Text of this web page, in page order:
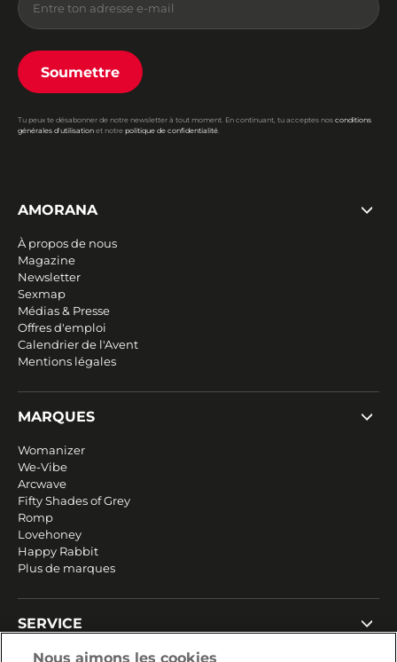
Soumettre
Tu peux te désabonner de notre newsletter à tout moment. En continuant, tu acceptes nos conditions
générales d'utilisation et notre politique de confidentialité.
AMORANA
À propos de nous
Magazine
Newsletter
Sexmap
Médias & Presse
Offres d'emploi
Calendrier de l'Avent
Mentions légales
MARQUES
Womanizer
We-Vibe
Arcwave
Fifty Shades of Grey
Romp
Lovehoney
Happy Rabbit
Plus de marques
SERVICE
Livraison rapide et gratuite
Nous aimons les cookies